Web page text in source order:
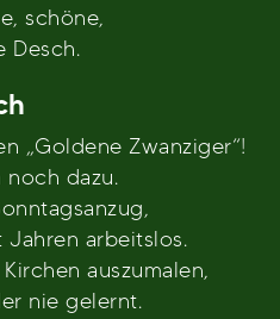
schöne,
Desch.
„Goldene Zwanziger“!
noch dazu.
Jahren arbeitslos.
auszumalen,
nie gelernt.